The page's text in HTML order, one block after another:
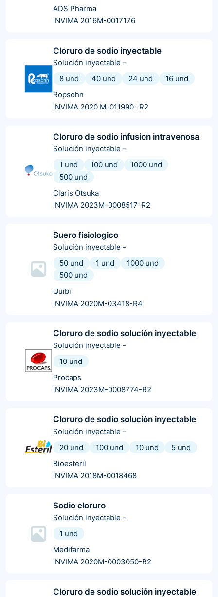
ADS Pharma
INVIMA 2016M-0017176
Cloruro de sodio inyectable
Solución inyectable -
8 und
40 und 24 und
16 und
Ropsohn
INVIMA 2020 M-011990- R2
Cloruro de sodio infusion intravenosa
Solución inyectable -
1 und
100 und
1000 und
500 und
Claris Otsuka
INVIMA 2023M-0008517-R2
Suero fisiologico
Solución inyectable -
50 und
1 und
1000 und
500 und
Quibi
INVIMA 2020M-03418-R4
Cloruro de sodio solución inyectable
Solución inyectable -
10 und
Procaps
INVIMA 2023M-0008774-R2
Cloruro de sodio solución inyectable
Solución inyectable -
20 und
100 und 10 und
5 und
Bioesteril
INVIMA 2018M-0018468
Sodio cloruro
Solución inyectable -
1 und
Medifarma
INVIMA 2020M-0003050-R2
Cloruro de sodio solución inyectable